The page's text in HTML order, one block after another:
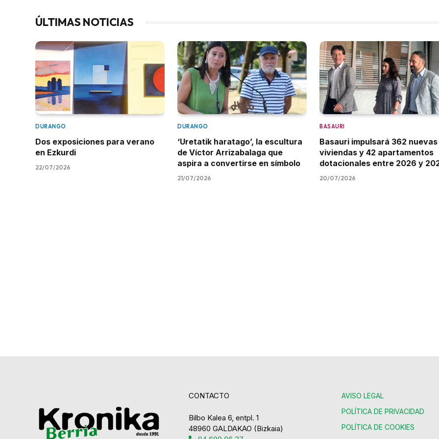
ÚLTIMAS NOTICIAS
DURANGO
Dos exposiciones para verano
en Ezkurdi
22/07/2026
DURANGO
‘Uretatik haratago’, la escultura
de Víctor Arrizabalaga que
aspira a convertirse en símbolo
21/07/2026
BASAURI
Basauri impulsará 362 nuevas
viviendas y 42 apartamentos
dotacionales entre 2026 y
20/07/2026
CONTACTO
Bilbo Kalea 6, entpl. 1
48960 GALDAKAO (Bizkaia)
AVISO LEGAL
POLÍTICA DE PRIVACIDAD
POLÍTICA DE COOKIES